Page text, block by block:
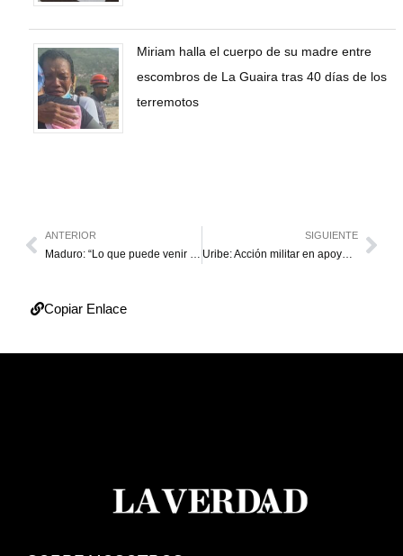
Miriam halla el cuerpo de su madre entre
escombros de La Guaira tras 40 días de los
terremotos
ANTERIOR
Maduro: “Lo que puede venir es una revolución más radical”
SIGUIENTE
Uribe: Acción militar en apoyo a Guaidó no sería golpe de Estado
Copiar Enlace